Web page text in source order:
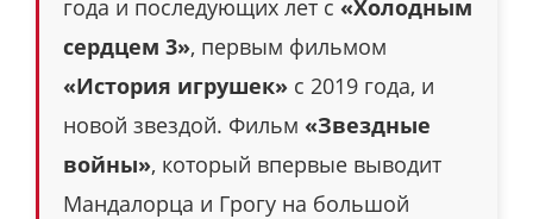
года и последующих лет с «Холодным
сердцем 3», первым фильмом
«История игрушек» с 2019 года, и
новой звездой. Фильм «Звездные
войны», который впервые выводит
Мандалорца и Грогу на большой